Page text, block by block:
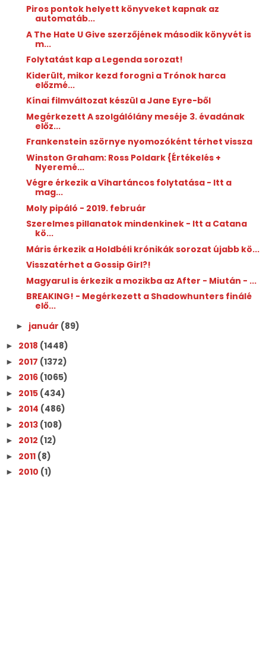
Piros pontok helyett könyveket kapnak az
automatáb...
A The Hate U Give szerzőjének második könyvét is
m...
Folytatást kap a Legenda sorozat!
Kiderült, mikor kezd forogni a Trónok harca
előzmé...
Kínai filmváltozat készül a Jane Eyre-ből
Megérkezett A szolgálólány meséje 3. évadának
előz...
Frankenstein szörnye nyomozóként térhet vissza
Winston Graham: Ross ​Poldark {Értékelés +
Nyeremé...
Végre érkezik a Vihartáncos folytatása - Itt a
mag...
Moly pipáló - 2019. február
Szerelmes pillanatok mindenkinek - Itt a Catana
kö...
Máris érkezik a Holdbéli krónikák sorozat újabb kö...
Visszatérhet a Gossip Girl?!
Magyarul is érkezik a mozikba az After - Miután - ...
BREAKING! - Megérkezett a Shadowhunters finálé
elő...
► január (89)
► 2018 (1448)
► 2017 (1372)
► 2016 (1065)
► 2015 (434)
► 2014 (486)
► 2013 (108)
► 2012 (12)
► 2011 (8)
► 2010 (1)